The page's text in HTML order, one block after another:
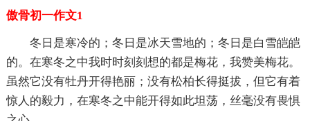
傲骨初一作文1
冬日是寒冷的；冬日是冰天雪地的；冬日是白雪皑皑
的。在寒冬之中我时时刻刻想的都是梅花，我赞美梅花。
虽然它没有牡丹开得艳丽；没有松柏长得挺拔，但它有着
惊人的毅力，在寒冬之中能开得如此坦荡，丝毫没有畏惧